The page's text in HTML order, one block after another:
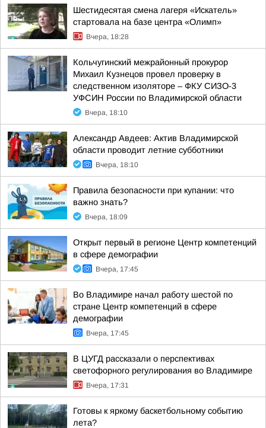
Шестидесятая смена лагеря «Искатель»
стартовала на базе центра «Олимп»
Вчера, 18:28
Кольчугинский межрайонный прокурор
Михаил Кузнецов провел проверку в
следственном изоляторе – ФКУ СИЗО-3
УФСИН России по Владимирской области
Вчера, 18:10
Александр Авдеев: Актив Владимирской
области проводит летние субботники
Вчера, 18:10
Правила безопасности при купании: что
важно знать?
Вчера, 18:09
Открыт первый в регионе Центр компетенций
в сфере демографии
Вчера, 17:45
Во Владимире начал работу шестой по
стране Центр компетенций в сфере
демографии
Вчера, 17:45
В ЦУГД рассказали о перспективах
светофорного регулирования во Владимире
Вчера, 17:31
Готовы к яркому баскетбольному событию
лета?